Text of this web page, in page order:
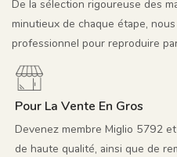
De la sélection rigoureuse des
minutieux de chaque étape,
professionnel pour reproduire
invitons sincèrement les
pleinement à la mise en œuvre
d'échantillons précis et au
commercialisation de nos
ensemble pour une situation
Pour La Vente En Gros
Devenez membre Miglio 5792
de haute qualité, ainsi que de